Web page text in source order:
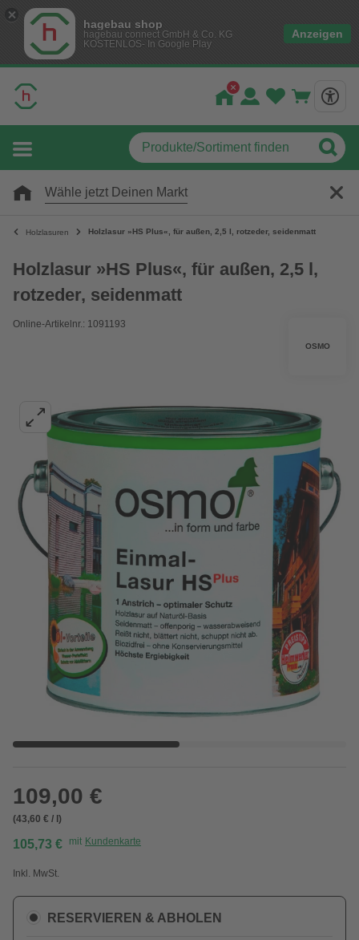
hagebau shop
hagebau connect GmbH & Co. KG
KOSTENLOS- In Google Play
Anzeigen
Wähle jetzt Deinen Markt
Holzlasuren Holzlasur »HS Plus«, für außen, 2,5 l, rotzeder, seidenmatt
Holzlasur »HS Plus«, für außen, 2,5 l,
rotzeder, seidenmatt
Online-Artikelnr.: 1091193
OSMO
109,00 €
(43,60 € / l)
105,73 € mit Kundenkarte
Inkl. MwSt.
RESERVIEREN & ABHOLEN